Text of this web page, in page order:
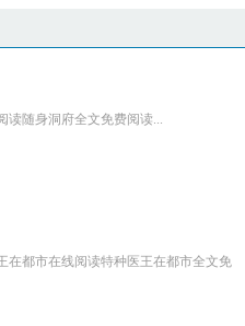
读随身洞府全文免费阅读...
在都市在线阅读特种医王在都市全文免